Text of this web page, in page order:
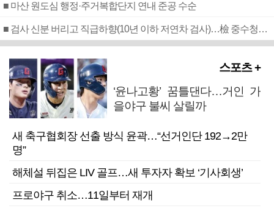
■ 마산 원도심 행정·주거복합단지 연내 준공 수순
■ 검사 신분 버리고 직급하향(10년 이하 저연차 검사)…檢 중수청행 기피
스포츠 +
‘윤나고황’ 꿈틀댄다…거인 가
을야구 불씨 살릴까
새 축구협회장 선출 방식 윤곽…“선거인단 192→2만
명”
해체설 뒤집은 LIV 골프…새 투자자 확보 ‘기사회생’
프로야구 취소…11일부터 재개